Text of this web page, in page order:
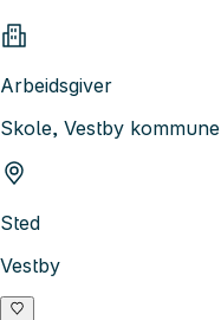
Arbeidsgiver
Skole, Vestby kommune
Sted
Vestby